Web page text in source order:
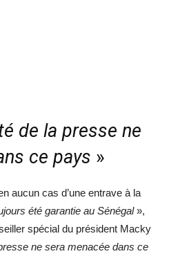
de la presse ne
ce pays »
aucun cas d’une entrave à la
été garantie au Sénégal»,
spécial du président Macky
ne sera menacée dans ce